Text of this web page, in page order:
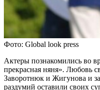
Фото: Global look press
Актеры познакомились во
прекрасная няня». Любовь
Заворотнюк и Жигунова и
раздумий оставили своих